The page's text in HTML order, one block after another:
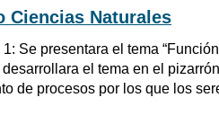
Ciencias Naturales
Se presentara el tema
el tema en el
de procesos por los que los